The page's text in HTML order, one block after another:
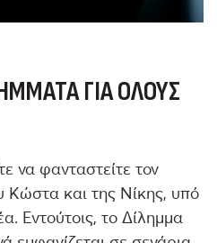
ΓΙΑ ΌΛΟΥΣ
να φανταστείτε τον
Κώστα και της Νίκης, υπό
Εντούτοις, το Δίλημμα